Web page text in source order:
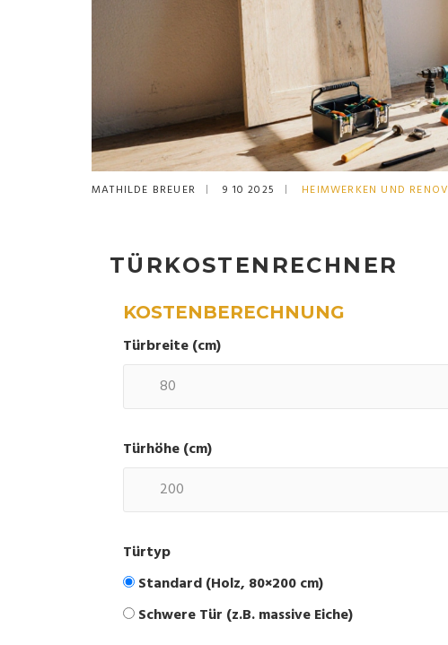
MATHILDE BREUER 9 10 2025 HEIMWERKEN UND
TÜRKOSTENRECHNER
KOSTENBERECHNUNG
Türbreite (cm)
Türhöhe (cm)
Türtyp
Standard (Holz, 80×200 cm)
Schwere Tür (z.B. massive Eiche)